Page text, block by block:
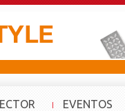
EVENTOS